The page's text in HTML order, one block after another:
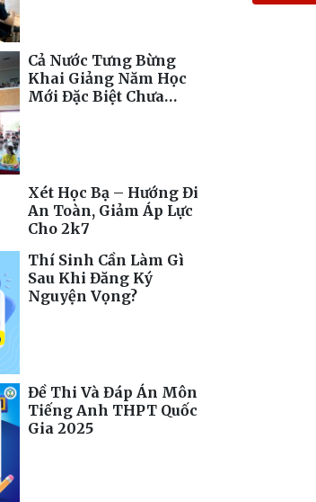
Cả Nước Tưng Bừng
Khai Giảng Năm Học
Mới Đặc Biệt Chưa
Xét Học Bạ – Hướng Đi
An Toàn, Giảm Áp Lực
Cho 2k7
Thí Sinh Cần Làm Gì
Sau Khi Đăng Ký
Nguyện Vọng?
Đề Thi Và Đáp Án Môn
Tiếng Anh THPT Quốc
Gia 2025